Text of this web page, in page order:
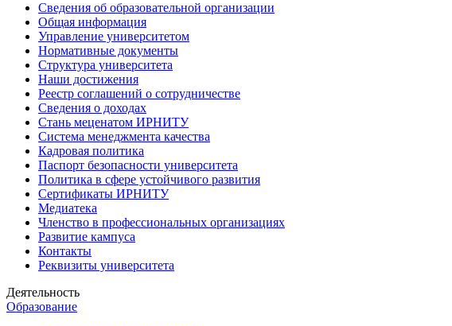
Сведения об образовательной организации
Общая информация
Управление университетом
Нормативные документы
Структура университета
Наши достижения
Реестр соглашений о сотрудничестве
Сведения о доходах
Стань меценатом ИРНИТУ
Система менеджмента качества
Кадровая политика
Паспорт безопасности университета
Политика в сфере устойчивого развития
Сертификаты ИРНИТУ
Медиатека
Членство в профессиональных организациях
Развитие кампуса
Контакты
Реквизиты университета
Деятельность
Образование